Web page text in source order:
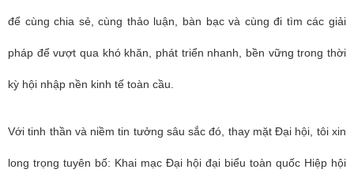
để cùng chia sẻ, cùng thảo luận, bàn bạc và cùng đi tìm các giải
pháp để vượt qua khó khăn, phát triển nhanh, bền vững trong thời
kỳ hội nhập nền kinh tế toàn cầu.
Với tinh thần và niềm tin tưởng sâu sắc đó, thay mặt Đại hội, tôi xin
long trọng tuyên bố: Khai mạc Đại hội đại biểu toàn quốc Hiệp hội